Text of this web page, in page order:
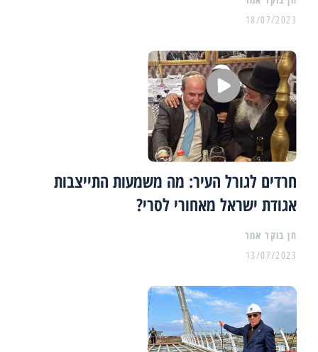
18/07/2023
חרדים לגורל העיר: מה משמעות התייצבות
אגודת ישראל מאחורי לסרי?
13/07/2023